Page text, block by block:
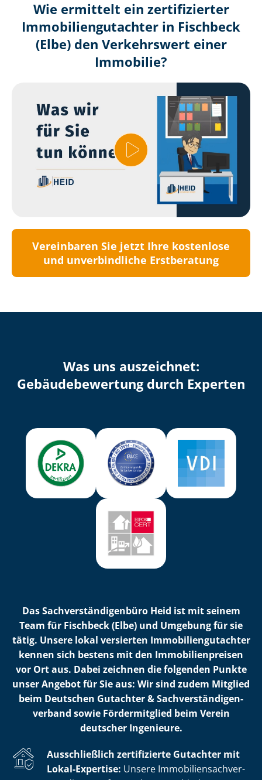
Wie ermittelt ein zertifizierter
Immobilien­gutachter in Fischbeck
(Elbe) den Verkehrswert einer
Immobilie?
Vereinbaren Sie jetzt Ihre kostenlose
und unverbindliche Erstberatung
Was uns auszeichnet:
Ge­bäu­de­be­wer­tung durch Experten
Das Sach­ver­stän­di­gen­bü­ro Heid ist mit seinem
Team für Fischbeck (Elbe) und Umgebung für sie
tätig. Unsere lokal versierten Im­mo­bi­li­en­gut­ach­ter
kennen sich bestens mit den Im­mo­bi­li­en­prei­sen
vor Ort aus. Dabei zeichnen die folgenden Punkte
unser Angebot für Sie aus: Wir sind zudem Mitglied
beim Deutschen Gutachter & Sach­ver­stän­di­gen­
ver­band sowie Fördermitglied beim Verein
deutscher Ingenieure.
Ausschließlich zertifizierte Gutachter mit
Lokal-Expertise: Unsere Im­mo­bi­li­en­sach­ver­